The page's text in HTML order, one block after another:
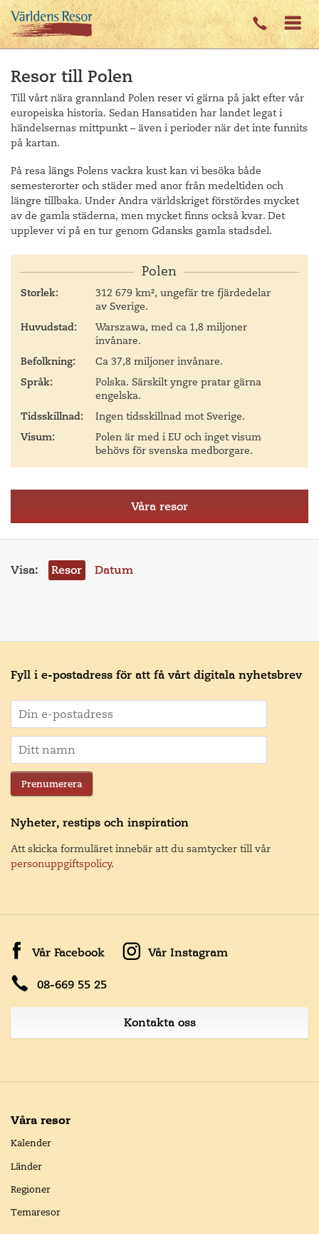
Resor till Polen
Till vårt nära grannland Polen reser vi gärna på jakt efter vår
europeiska historia. Sedan Hansatiden har landet legat i
händelsernas mittpunkt – även i perioder när det inte funnits
på kartan.
På resa längs Polens vackra kust kan vi besöka både
semesterorter och städer med anor från medeltiden och
längre tillbaka. Under Andra världskriget förstördes mycket
av de gamla städerna, men mycket finns också kvar. Det
upplever vi på en tur genom Gdansks gamla stadsdel.
Polen
Storlek:
312 679 km², ungefär tre fjärdedelar
av Sverige.
Huvudstad:
Warszawa, med ca 1,8 miljoner
invånare.
Befolkning:
Ca 37,8 miljoner invånare.
Språk:
Polska. Särskilt yngre pratar gärna
engelska.
Tidsskillnad:
Ingen tidsskillnad mot Sverige.
Visum:
Polen är med i EU och inget visum
behövs för svenska medborgare.
Våra resor
Visa: Resor Datum
Fyll i e-postadress för att få vårt digitala nyhetsbrev
Prenumerera
Nyheter, restips och inspiration
Att skicka formuläret innebär att du samtycker till vår
personuppgiftspolicy.
Vår Facebook Vår Instagram
08-669 55 25
Kontakta oss
Våra resor
Kalender
Länder
Regioner
Temaresor